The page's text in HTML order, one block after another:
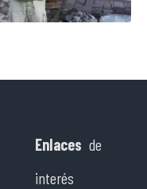
Enlaces de
interés